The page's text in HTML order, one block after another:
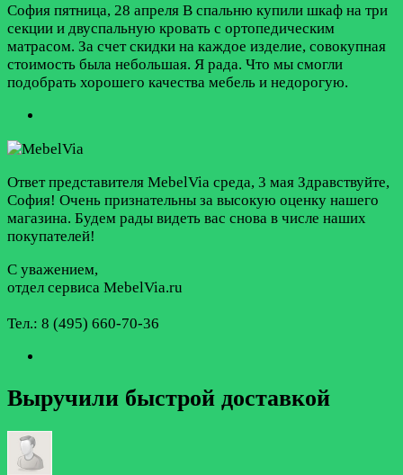
София пятница, 28 апреля В спальню купили шкаф на три
секции и двуспальную кровать с ортопедическим
матрасом. За счет скидки на каждое изделие, совокупная
стоимость была небольшая. Я рада. Что мы смогли
подобрать хорошего качества мебель и недорогую.
Ответ представителя MebelVia среда, 3 мая Здравствуйте,
София! Очень признательны за высокую оценку нашего
магазина. Будем рады видеть вас снова в числе наших
покупателей!
С уважением,
отдел сервиса MebelVia.ru
Тел.: 8 (495) 660-70-36
Выручили быстрой доставкой